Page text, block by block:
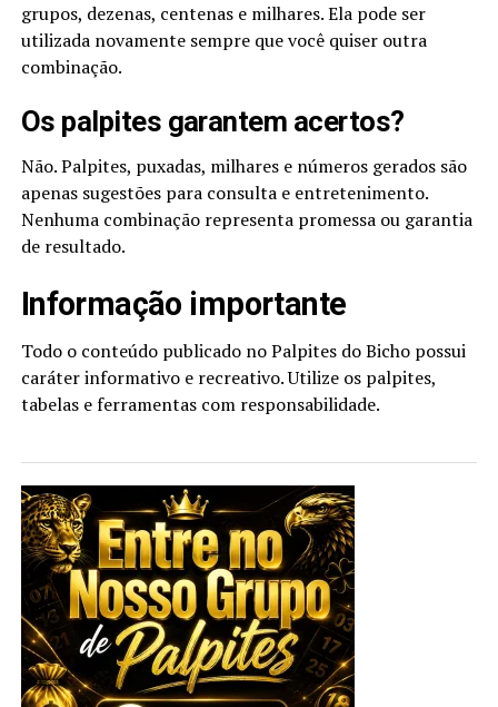
grupos, dezenas, centenas e milhares. Ela pode ser
utilizada novamente sempre que você quiser outra
combinação.
Os palpites garantem acertos?
Não. Palpites, puxadas, milhares e números gerados são
apenas sugestões para consulta e entretenimento.
Nenhuma combinação representa promessa ou garantia
de resultado.
Informação importante
Todo o conteúdo publicado no Palpites do Bicho possui
caráter informativo e recreativo. Utilize os palpites,
tabelas e ferramentas com responsabilidade.